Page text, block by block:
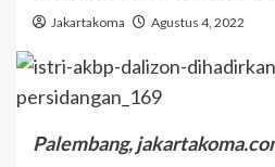
Jakartakoma Agustus 4, 2022
Palembang,